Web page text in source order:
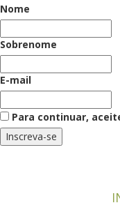
Nome
Sobrenome
E-mail
Para continuar,